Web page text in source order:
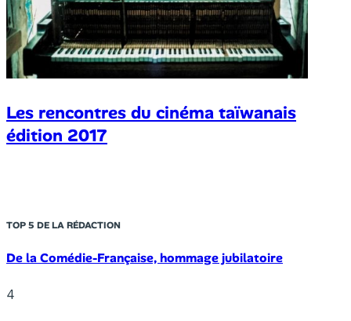
Les rencontres du cinéma taïwanais
édition 2017
TOP 5 DE LA RÉDACTION
De la Comédie-Française, hommage jubilatoire
4